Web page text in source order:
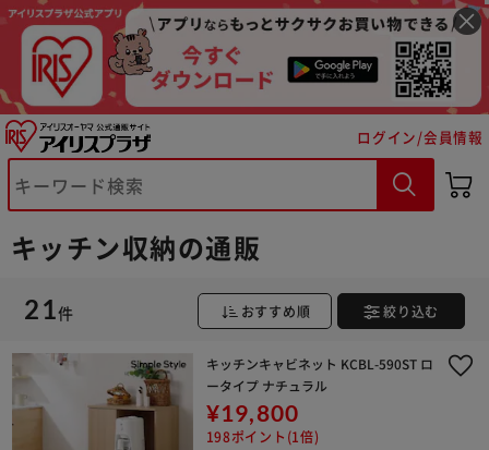
ログイン/会員情報
キッチン収納の通販
21件 おすすめ順 絞り込む
キッチンキャビネット KCBL-590ST ロ
ータイプ ナチュラル
¥19,800
198ポイント(1倍)
※ご確認ください
カートに入れる 購入手続きへ